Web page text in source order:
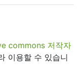
commons 저작자
이용할 수 있습니